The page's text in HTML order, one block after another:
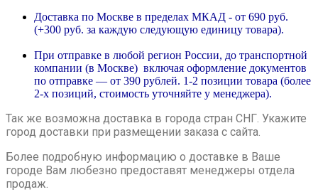
Доставка по Москве в пределах МКАД - от 690 руб.
(+300 руб. за каждую следующую единицу товара).
При отправке в любой регион России, до транспортной
компании (в Москве) включая оформление документов
по отправке — от 390 рублей. 1-2 позиции товара (более
2-х позиций, стоимость уточняйте у менеджера).
Так же возможна доставка в города стран СНГ. Укажите
город доставки при размещении заказа с сайта.
Более подробную информацию о доставке в Ваше
городе Вам любезно предоставят менеджеры отдела
продаж.